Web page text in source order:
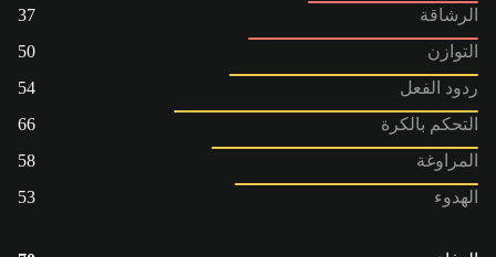
الرشاقة
37
التوازن
50
ردود الفعل
54
التحكم بالكرة
66
المراوغة
58
الهدوء
53